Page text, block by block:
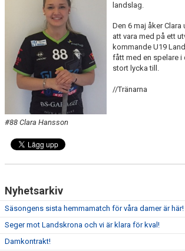
MATCHER
SERIETABELL
#88 Clara Hansson
landslag.
Den 6 maj åker
att vara med på ett
kommande U19
fått med en spelare i
stort lycka till.
//Tränarna
Nyhetsarkiv
Säsongens sista hemmamatch för våra damer är här!
Seger mot Landskrona och vi är klara för kval!
Damkontrakt!